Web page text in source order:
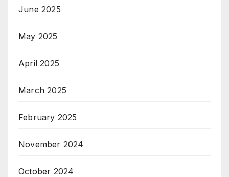
June 2025
May 2025
April 2025
March 2025
February 2025
November 2024
October 2024